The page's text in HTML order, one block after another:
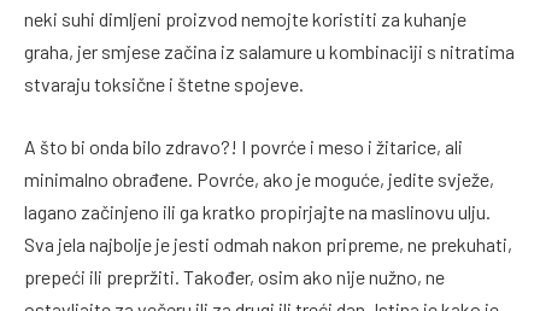
neki suhi dimljeni proizvod nemojte koristiti za kuhanje
graha, jer smjese začina iz salamure u kombinaciji s nitratima
stvaraju toksične i štetne spojeve.
A što bi onda bilo zdravo?! I povrće i meso i žitarice, ali
minimalno obrađene. Povrće, ako je moguće, jedite svježe,
lagano začinjeno ili ga kratko propirjajte na maslinovu ulju.
Sva jela najbolje je jesti odmah nakon pripreme, ne prekuhati,
prepeći ili prepržiti. Također, osim ako nije nužno, ne